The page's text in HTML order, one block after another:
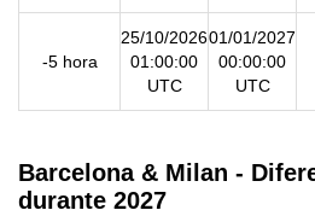
-5 hora
25/10/2026
01:00:00
UTC
01/01/2027
00:00:00
UTC
Barcelona & Milan -
durante 2027